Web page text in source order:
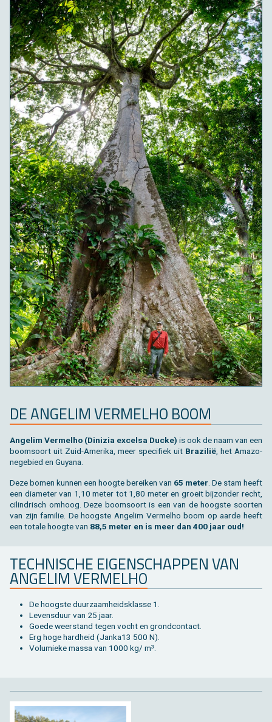
DE AN­GE­LIM VER­MELHO BOOM
An­ge­lim Ver­melho (Di­ni­zia ex­cel­sa Ducke) is ook de naam van een
boom­soort uit Zuid-Ame­ri­ka, meer spe­ci­fiek uit Bra­zi­lië , het Ama­zo­
ne­ge­bied en Gu­y­a­na.
Deze bomen kun­nen een hoog­te be­rei­ken van 65 meter . De stam heeft
een dia­me­ter van 1,10 meter tot 1,80 meter en groeit bij­zon­der recht,
ci­lin­drisch om­hoog. Deze boom­soort is een van de hoog­ste soor­ten
van zijn fa­mi­lie. De hoog­ste An­ge­lim Ver­melho boom op aarde heeft
een to­ta­le hoog­te van 88,5 meter en is meer dan 400 jaar oud!
TECH­NI­SCHE EI­GEN­SCHAP­PEN VAN
AN­GE­LIM VER­MELHO
De hoog­ste duur­zaam­heids­klas­se 1.
Le­vens­duur van 25 jaar.
Goede weer­stand tegen vocht en grond­con­tact.
Erg hoge hard­heid (Jan­ka13 500 N).
Vo­lu­mie­ke massa van 1000 kg/ m³.